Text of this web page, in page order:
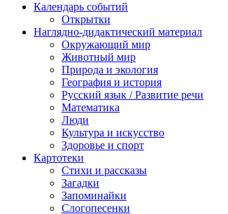
Календарь событий
Открытки
Наглядно-дидактический материал
Окружающий мир
Животный мир
Природа и экология
География и история
Русский язык / Развитие речи
Математика
Люди
Культура и искусство
Здоровье и спорт
Картотеки
Стихи и рассказы
Загадки
Запоминайки
Слогопесенки